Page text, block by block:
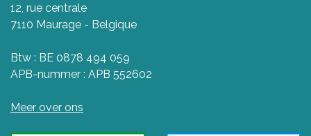
12, rue centrale
7110 Maurage - Belgique
Btw : BE 0878 494 059
APB-nummer : APB 552602
Meer over ons